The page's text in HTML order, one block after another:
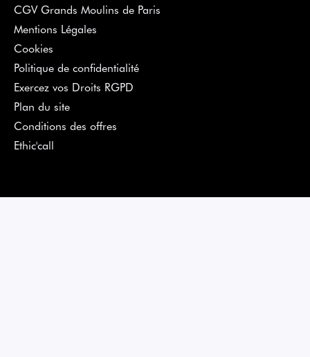
CGV Grands Moulins de Paris
Mentions Légales
Cookies
Politique de confidentialité
Exercez vos Droits RGPD
Plan du site
Conditions des offres
Ethic'call